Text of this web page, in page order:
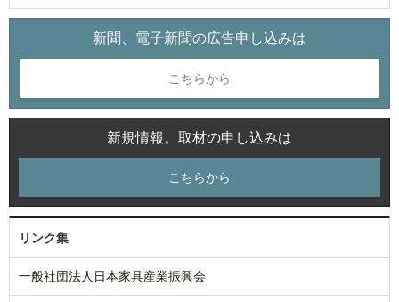
新聞、電子新聞の広告申し込みは
こちらから
新規情報。取材の申し込みは
こちらから
リンク集
一般社団法人日本家具産業振興会